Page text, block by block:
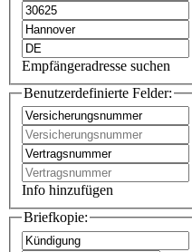
Empfängeradresse suchen
Benutzerdefinierte Felder:
Info hinzufügen
Briefkopie: